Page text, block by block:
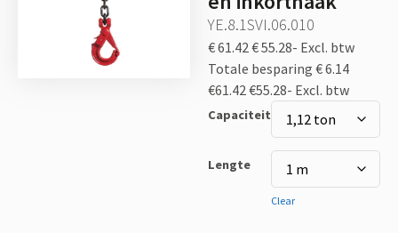
YE.8.1SVI.06.010
€ 61.42€ 55.28- Excl. btw
Totale besparing € 6.14
€61.42€55.28- Excl. btw
Capaciteit
Lengte
Clear